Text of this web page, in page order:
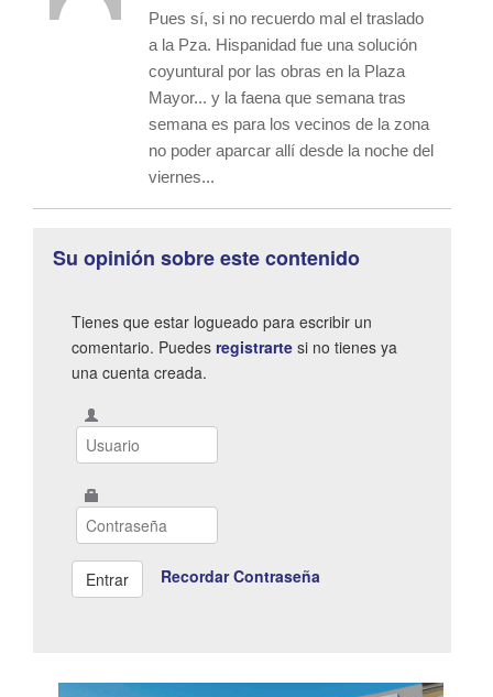
Pues sí, si no recuerdo mal el traslado
a la Pza. Hispanidad fue una solución
coyuntural por las obras en la Plaza
Mayor... y la faena que semana tras
semana es para los vecinos de la zona
no poder aparcar allí desde la noche del
viernes...
Su opinión sobre este contenido
Tienes que estar logueado para escribir un
comentario. Puedes registrarte si no tienes ya
una cuenta creada.
Recordar Contraseña